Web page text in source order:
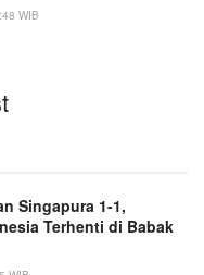
WIB
Singapura 1-1,
Terhenti di Babak